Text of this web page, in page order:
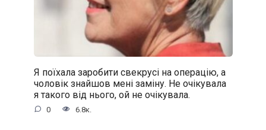
Я поїхала заробити свекрусі на операцію, а
чоловік знайшов мені заміну. Не очікувала
я такого від нього, ой не очікувала.
0 6.8к.